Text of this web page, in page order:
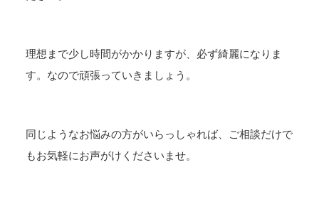
理想まで少し時間がかかりますが、必ず綺麗になりま
す。なので頑張っていきましょう。
同じようなお悩みの方がいらっしゃれば、ご相談だけで
もお気軽にお声がけくださいませ。